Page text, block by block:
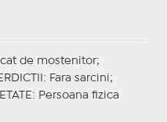
de mostenitor;
: Fara sarcini;
: Persoana fizica